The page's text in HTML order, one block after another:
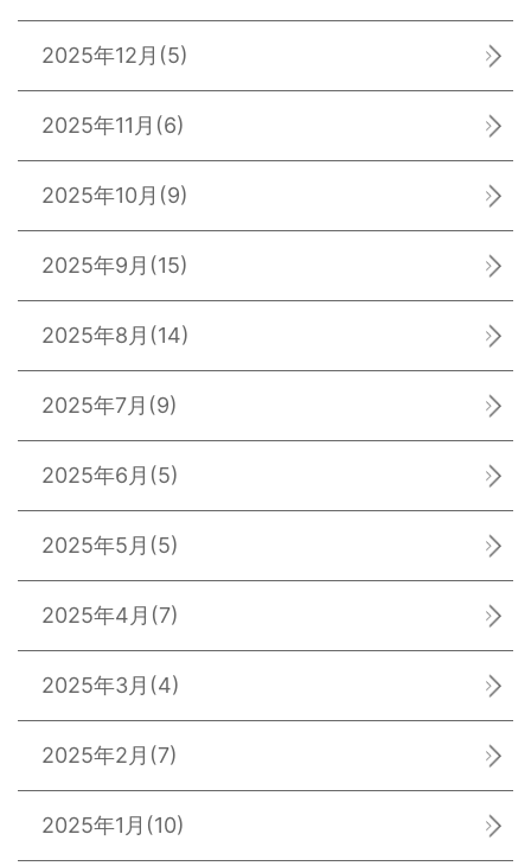
2025年12月 (5)
2025年11月 (6)
2025年10月 (9)
2025年9月 (15)
2025年8月 (14)
2025年7月 (9)
2025年6月 (5)
2025年5月 (5)
2025年4月 (7)
2025年3月 (4)
2025年2月 (7)
2025年1月 (10)